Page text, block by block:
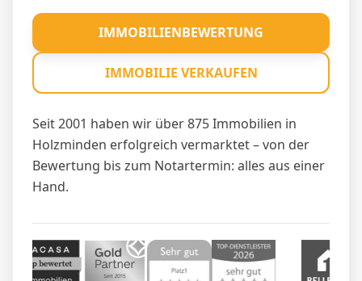
Seit 2001 haben wir über 875 Immobilien in
Holzminden erfolgreich vermarktet – von der
Bewertung bis zum Notartermin: alles aus einer
Hand.
IMMOBILIENBEWERTUNG
IMMOBILIE VERKAUFEN